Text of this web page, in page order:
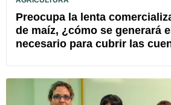
Preocupa la lenta
de maíz, ¿cómo se generará
necesario para cubrir las